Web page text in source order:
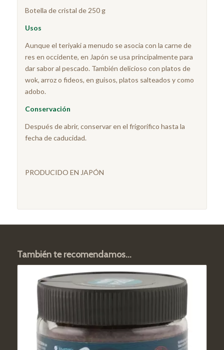
Botella de cristal de 250 g
Usos
Aunque el teriyaki a menudo se asocia con la carne de
res en occidente, en Japón se usa principalmente para
dar sabor al pescado. También delicioso con platos de
wok, arroz o fideos, en guisos, platos salteados y como
adobo.
Conservación
Después de abrir, conservar en el frigorífico hasta la
fecha de caducidad.
PRODUCIDO EN JAPÓN
También te recomendamos…